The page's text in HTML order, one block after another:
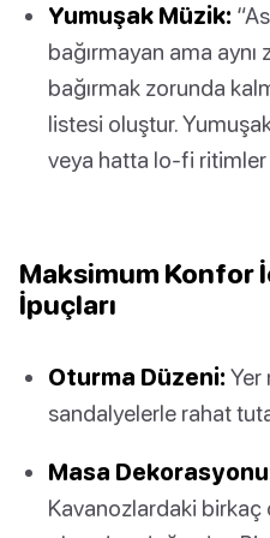
Yumuşak Müzik:
bağırmayan ama
bağırmak zorunda
listesi oluştur.
veya hatta lo-fi ritimler
Maksimum Konfor
İpuçları
Oturma Düzeni: Yer
sandalyelerle rahat
Masa
Kavanozlardaki birkaç